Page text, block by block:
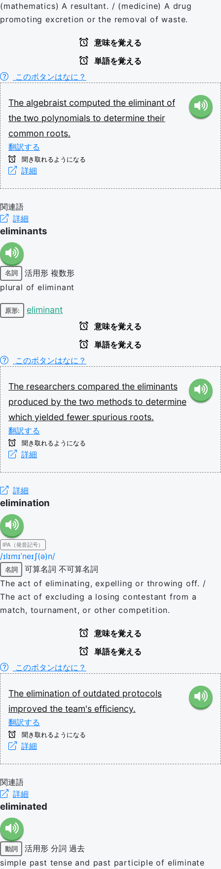
(mathematics) A resultant. / (medicine) A drug
promoting excretion or the removal of waste.
意味を覚える
単語を覚える
このボタンはなに？
The algebraist computed the eliminant of
the two polynomials to determine their
common roots.
翻訳する
聞き取れるようになる
詳細
関連語
詳細
eliminants
名詞 活用形 複数形
plural of eliminant
原形: eliminant
意味を覚える
単語を覚える
このボタンはなに？
The researchers compared the eliminants
produced by the two methods to determine
which yielded fewer spurious roots.
翻訳する
聞き取れるようになる
詳細
詳細
elimination
IPA（発音記号）
/ɪlɪmɪˈneɪʃ(ə)n/
名詞 可算名詞 不可算名詞
The act of eliminating, expelling or throwing off. /
The act of excluding a losing contestant from a
match, tournament, or other competition.
意味を覚える
単語を覚える
このボタンはなに？
The elimination of outdated protocols
improved the team's efficiency.
翻訳する
聞き取れるようになる
詳細
関連語
詳細
eliminated
動詞 活用形 分詞 過去
simple past tense and past participle of eliminate